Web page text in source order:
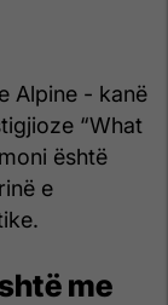
Alpine - kanë
“What
është
e
me